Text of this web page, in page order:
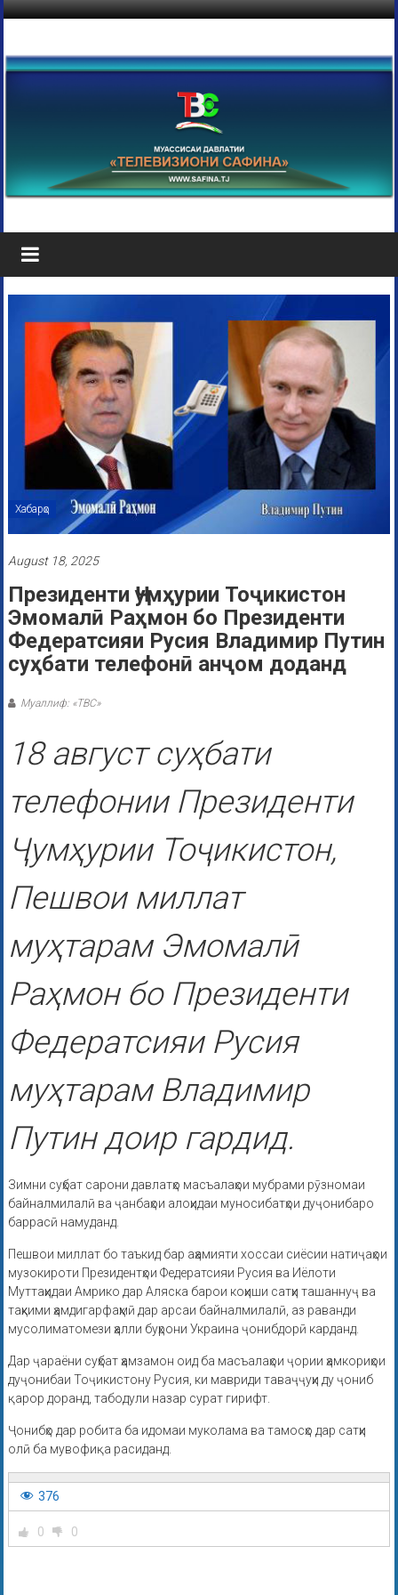
Хабарҳо
August 18, 2025
Президенти Ҷумҳурии Тоҷикистон
Эмомалӣ Раҳмон бо Президенти
Федератсияи Русия Владимир Путин
суҳбати телефонӣ анҷом доданд
Муаллиф: «ТВС»
18 август суҳбати
телефонии Президенти
Ҷумҳурии Тоҷикистон,
Пешвои миллат
муҳтарам Эмомалӣ
Раҳмон бо Президенти
Федератсияи Русия
муҳтарам Владимир
Путин доир гардид.
Зимни суҳбат сарони давлатҳо масъалаҳои мубрами рӯзномаи
байналмилалӣ ва ҷанбаҳои алоҳидаи муносибатҳои дуҷонибаро
баррасӣ намуданд.
Пешвои миллат бо таъкид бар аҳамияти хоссаи сиёсии натиҷаҳои
музокироти Президентҳои Федератсияи Русия ва Иёлоти
Муттаҳидаи Амрико дар Аляска барои коҳиши сатҳи ташаннуҷ ва
таҳкими ҳамдигарфаҳмӣ дар арсаи байналмилалӣ, аз раванди
мусолиматомези ҳалли буҳрони Украина ҷонибдорӣ карданд.
Дар ҷараёни суҳбат ҳамзамон оид ба масъалаҳои ҷории ҳамкориҳои
дуҷонибаи Тоҷикистону Русия, ки мавриди таваҷҷуҳи ду ҷониб
қарор доранд, табодули назар сурат гирифт.
Ҷонибҳо дар робита ба идомаи муколама ва тамосҳо дар сатҳи
олӣ ба мувофиқа расиданд.
376
0 0